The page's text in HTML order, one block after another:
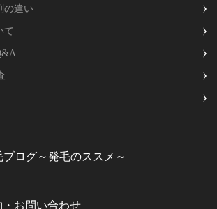
の違い
て
ログ～発毛のススメ～
お問い合わせ